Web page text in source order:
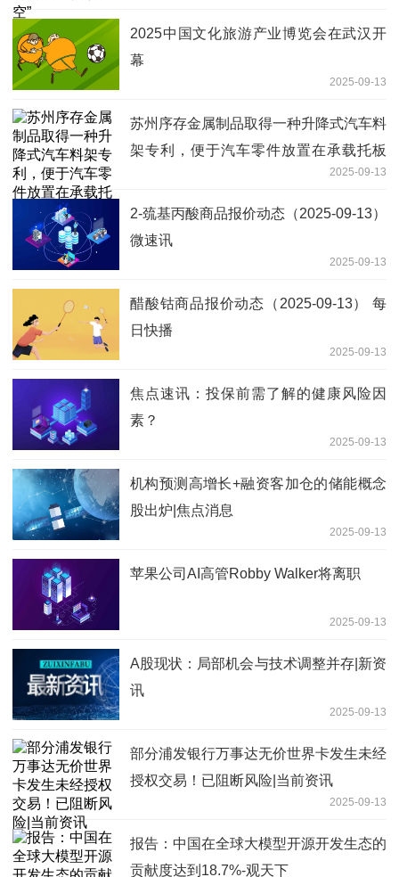
2025中国文化旅游产业博览会在武汉开
幕
2025-09-13
苏州序存金属制品取得一种升降式汽车料
架专利，便于汽车零件放置在承载托板
2025-09-13
2-巯基丙酸商品报价动态（2025-09-13）
微速讯
2025-09-13
醋酸钴商品报价动态（2025-09-13） 每
日快播
2025-09-13
焦点速讯：投保前需了解的健康风险因
素？
2025-09-13
机构预测高增长+融资客加仓的储能概念
股出炉|焦点消息
2025-09-13
苹果公司AI高管Robby Walker将离职
2025-09-13
A股现状：局部机会与技术调整并存|新资
讯
2025-09-13
部分浦发银行万事达无价世界卡发生未经
授权交易！已阻断风险|当前资讯
2025-09-13
报告：中国在全球大模型开源开发生态的
贡献度达到18.7%-观天下